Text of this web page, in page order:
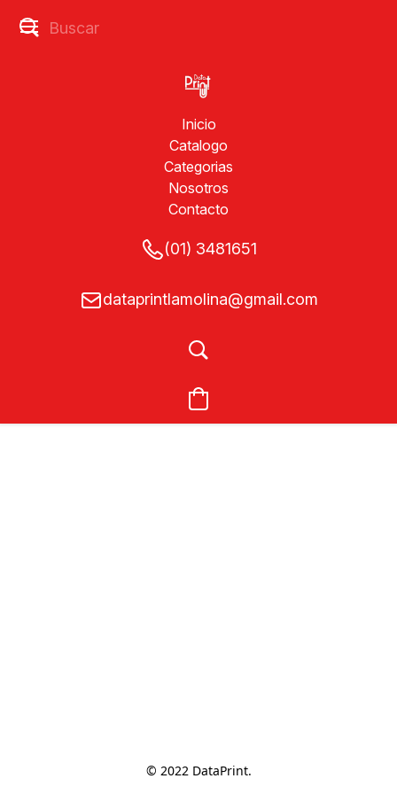
Inicio
Catalogo
Categorias
Nosotros
Contacto
(01) 3481651
dataprintlamolina@gmail.com
© 2022 DataPrint.